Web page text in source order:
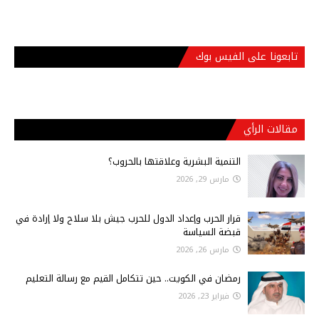
تابعونا على الفيس بوك
مقالات الرأي
التنمية البشرية وعلاقتها بالحروب؟
مارس 29, 2026
قرار الحرب وإعداد الدول للحرب جيش بلا سلاح ولا إرادة في
قبضة السياسة
مارس 26, 2026
رمضان في الكويت.. حين تتكامل القيم مع رسالة التعليم
فبراير 23, 2026